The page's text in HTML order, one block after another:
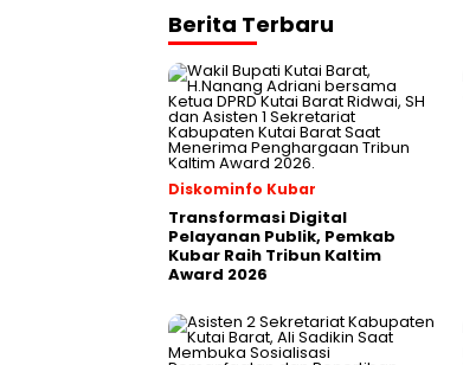
Berita Terbaru
Diskominfo Kubar
Transformasi Digital
Pelayanan Publik, Pemkab
Kubar Raih Tribun Kaltim
Award 2026